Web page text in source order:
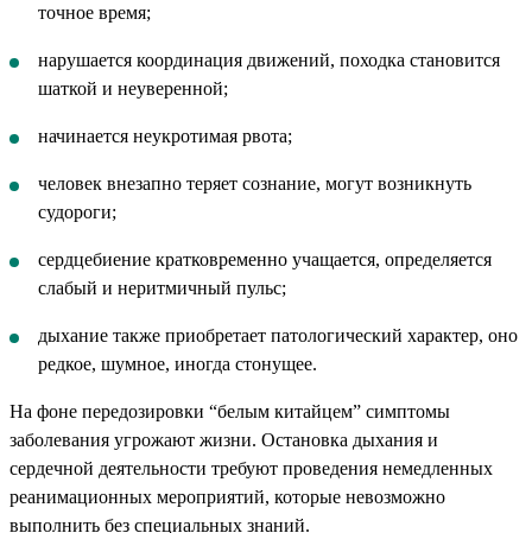
точное время;
нарушается координация движений, походка становится
шаткой и неуверенной;
начинается неукротимая рвота;
человек внезапно теряет сознание, могут возникнуть
судороги;
сердцебиение кратковременно учащается, определяется
слабый и неритмичный пульс;
дыхание также приобретает патологический характер, оно
редкое, шумное, иногда стонущее.
На фоне передозировки “белым китайцем” симптомы
заболевания угрожают жизни. Остановка дыхания и
сердечной деятельности требуют проведения немедленных
реанимационных мероприятий, которые невозможно
выполнить без специальных знаний.